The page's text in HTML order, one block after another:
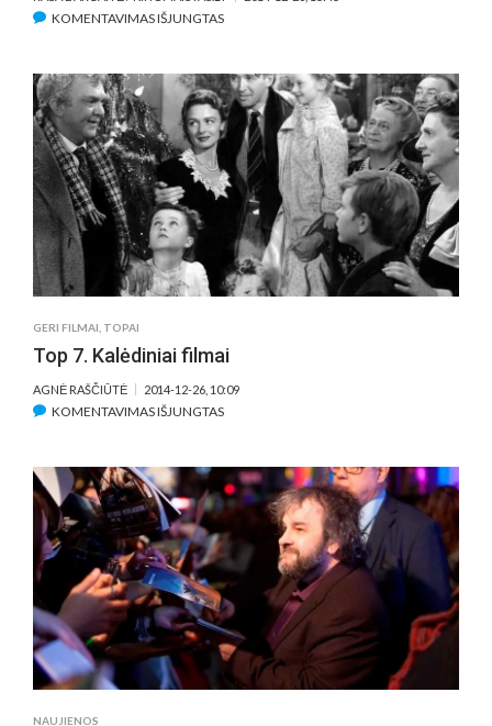
KOMENTAVIMAS IŠJUNGTASĮRAŠE
INTERVIEW“
IŠTIES
NĖRA
TOKS
JAU
BLOGAS
FILMAS?
GERI FILMAI TOPAI
Top 7. Kalėdiniai filmai
AGNĖ RAŠČIŪTĖ 2014-12-26, 10:09
KOMENTAVIMAS IŠJUNGTASĮRAŠE
KALĖDINIAI
FILMAI
NAUJIENOS